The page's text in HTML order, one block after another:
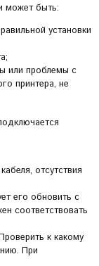
может быть:
установки
или проблемы с
принтера, не
отсутствия
его обновить с
соответствовать
к какому
При